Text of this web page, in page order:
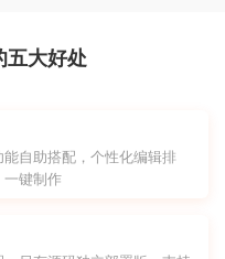
五大好处
自助搭配，个性化编辑排
一键制作